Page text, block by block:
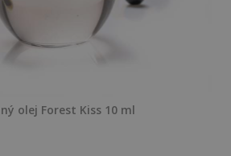
olej Forest Kiss 10 ml